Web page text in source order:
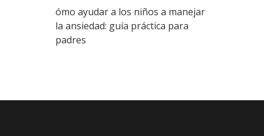
ómo ayudar a los niños a manejar
la ansiedad: guía práctica para
padres